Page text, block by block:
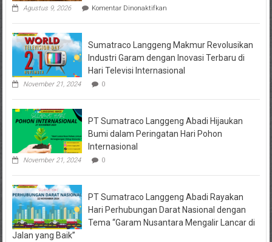
Agustus 9, 2026 Komentar Dinonaktifkanpada
Bromo
Total,
Semakin
Melebar,
Dikerahkan
Water
Bombing
Sumatraco Langgeng Makmur Revolusikan
Industri Garam dengan Inovasi Terbaru di
Hari Televisi Internasional
November 21, 2024 0
PT Sumatraco Langgeng Abadi Hijaukan
Bumi dalam Peringatan Hari Pohon
Internasional
November 21, 2024 0
PT Sumatraco Langgeng Abadi Rayakan
Hari Perhubungan Darat Nasional dengan
Tema “Garam Nusantara Mengalir Lancar di
Jalan yang Baik”